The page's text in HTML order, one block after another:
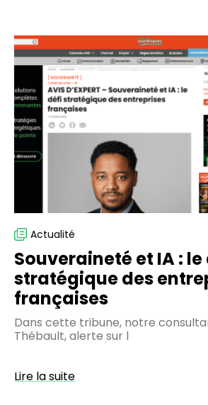
Souveraineté
et
:
le
défi
des
Actualité
Souveraineté et IA :
stratégique des
françaises
Dans cette tribune, notre
Thébault, alerte sur l
Lire la suite